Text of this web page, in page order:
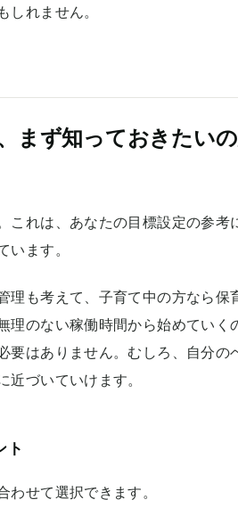
しれません。
まず知っておきたい
れは、あなたの目標設定の参考
います。
理も考えて、子育て中の方なら保
理のない稼働時間から始めていく
要はありません。むしろ、自分の
づいていけます。
ト
せて選択できます。